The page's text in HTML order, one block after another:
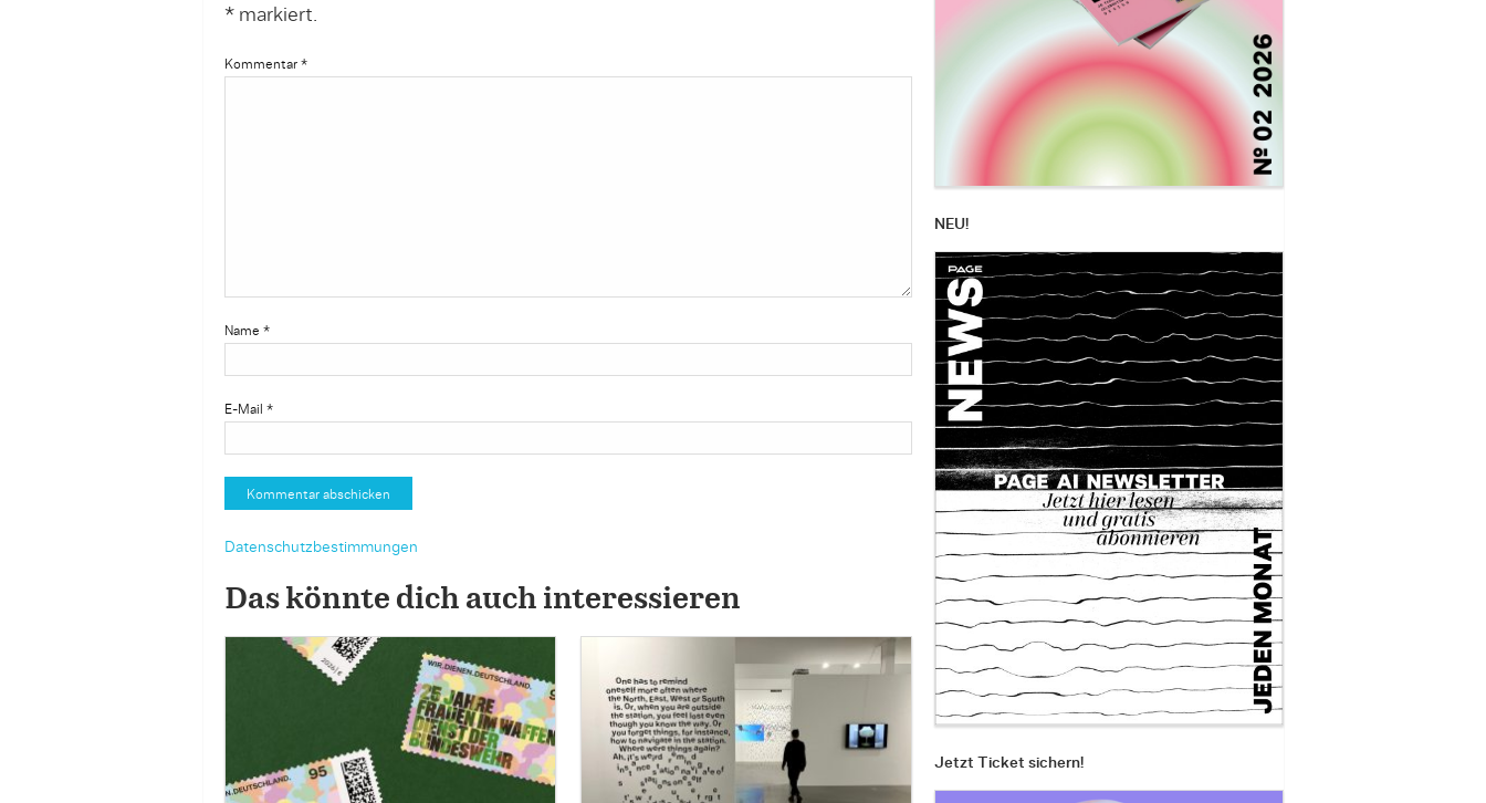
*markiert.
Kommentar *
Name *
E-Mail *
Datenschutzbestimmungen
Das könnte dich auch interessieren
NEU!
Jetzt Ticket sichern!